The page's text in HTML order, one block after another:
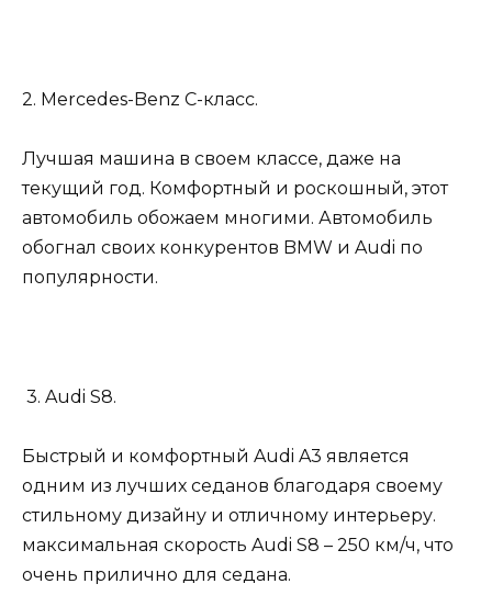
2. Mercedes-Benz C-класс.
Лучшая машина в своем классе, даже на
текущий год. Комфортный и роскошный, этот
автомобиль обожаем многими. Автомобиль
обогнал своих конкурентов BMW и Audi по
популярности.
3. Audi S8.
Быстрый и комфортный Audi A3 является
одним из лучших седанов благодаря своему
стильному дизайну и отличному интерьеру.
максимальная скорость Audi S8 – 250 км/ч, что
очень прилично для седана.